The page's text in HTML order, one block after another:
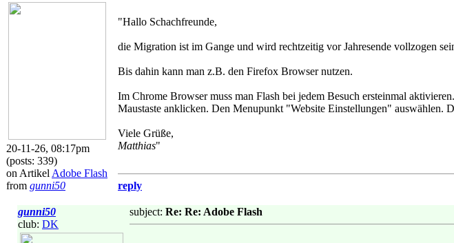
20-11-26, 08:17pm
(posts: 339)
on Artikel Adobe Flash
from gunni50
"Hallo Schachfreunde,
die Migration ist im Gange und wird rechtzeitig vor Jahresende vollzogen
Bis dahin kann man z.B. den Firefox Browser nutzen.
Im Chrome Browser muss man Flash bei jedem Besuch ersteinmal
Maustaste anklicken. Den Menupunkt "Website Einstellungen" auswählen.
Viele Grüße,
Matthias"
reply
gunni50
club: DK
subject: Re: Re: Adobe Flash